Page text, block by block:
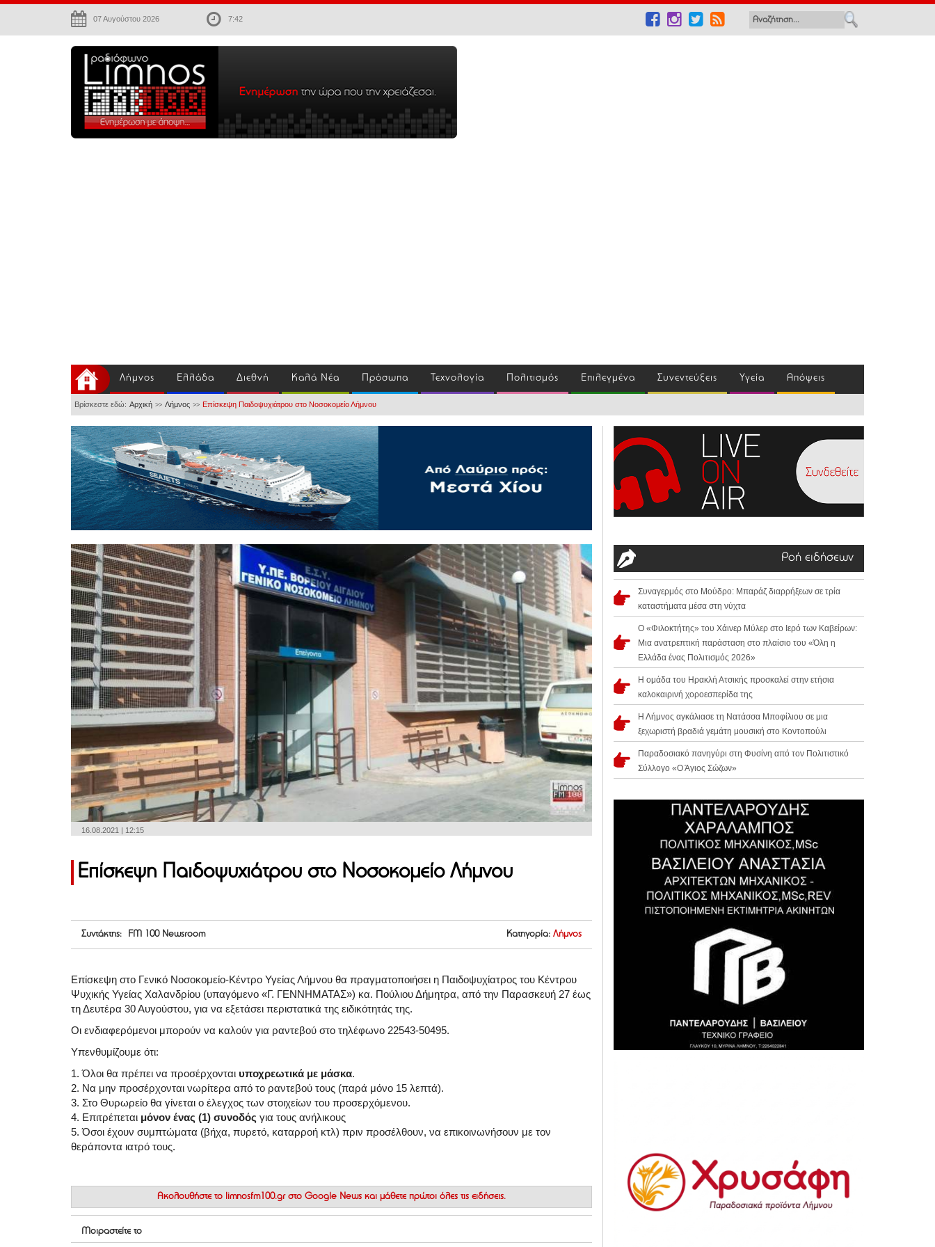
07 Αυγούστου 2026 7:42
Λήμνος Ελλάδα Διεθνή Καλά Νέα Πρόσωπα Τεχνολογία Πολιτισμός Επιλεγμένα Συνεντεύξεις Υγεία Απόψεις
Βρίσκεστε εδώ: Αρχική >> Λήμνος >> Επίσκεψη Παιδοψυχιάτρου στο Νοσοκομείο Λήμνου
16.08.2021 | 12:15
Επίσκεψη Παιδοψυχιάτρου στο Νοσοκομείο Λήμνου
Συντάκτης: FM 100 Newsroom Κατηγορία: Λήμνος
Επίσκεψη στο Γενικό Νοσοκομείο-Κέντρο Υγείας Λήμνου θα πραγματοποιήσει η Παιδοψυχίατρος του Κέντρου
Ψυχικής Υγείας Χαλανδρίου (υπαγόμενο «Γ. ΓΕΝΝΗΜΑΤΑΣ») κα. Πούλιου Δήμητρα, από την Παρασκευή 27 έως
τη Δευτέρα 30 Αυγούστου, για να εξετάσει περιστατικά της ειδικότητάς της.
Οι ενδιαφερόμενοι μπορούν να καλούν για ραντεβού στο τηλέφωνο 22543-50495.
Υπενθυμίζουμε ότι:
1. Όλοι θα πρέπει να προσέρχονται υποχρεωτικά με μάσκα.
2. Να μην προσέρχονται νωρίτερα από το ραντεβού τους (παρά μόνο 15 λεπτά).
3. Στο Θυρωρείο θα γίνεται ο έλεγχος των στοιχείων του προσερχόμενου.
4. Επιτρέπεται μόνον ένας (1) συνοδός για τους ανήλικους
5. Όσοι έχουν συμπτώματα (βήχα, πυρετό, καταρροή κτλ) πριν προσέλθουν, να επικοινωνήσουν με τον
θεράποντα ιατρό τους.
Ακολουθήστε το limnosfm100.gr στο Google News και μάθετε πρώτοι όλες τις ειδήσεις.
Μοιραστείτε το
Ροή ειδήσεων
Συναγερμός στο Μούδρο: Μπαράζ διαρρήξεων σε τρία
καταστήματα μέσα στη νύχτα
Ο «Φιλοκτήτης» του Χάινερ Μύλερ στο Ιερό των Καβείρων:
Μια ανατρεπτική παράσταση στο πλαίσιο του «Όλη η
Ελλάδα ένας Πολιτισμός 2026»
Η ομάδα του Ηρακλή Ατσικής προσκαλεί στην ετήσια
καλοκαιρινή χοροεσπερίδα της
Η Λήμνος αγκάλιασε τη Νατάσσα Μποφίλιου σε μια
ξεχωριστή βραδιά γεμάτη μουσική στο Κοντοπούλι
Παραδοσιακό πανηγύρι στη Φυσίνη από τον Πολιτιστικό
Σύλλογο «Ο Άγιος Σώζων»